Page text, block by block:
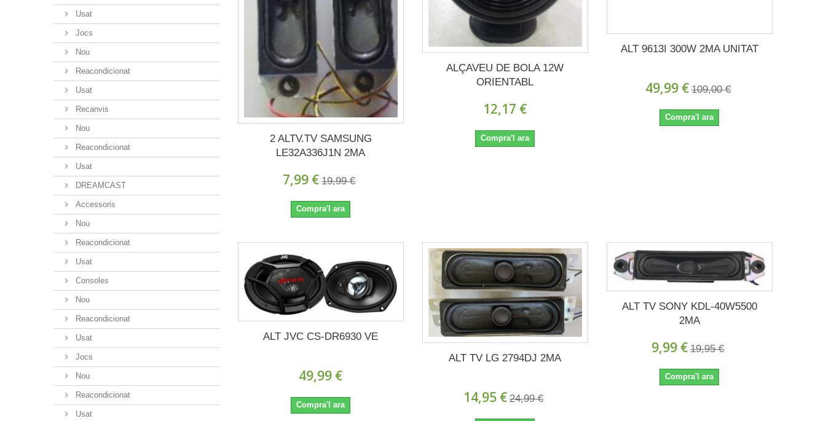
Usat
Jocs
Nou
Reacondicionat
Usat
Recanvis
Nou
Reacondicionat
Usat
DREAMCAST
Accessoris
Nou
Reacondicionat
Usat
Consoles
Nou
Reacondicionat
Usat
Jocs
Nou
Reacondicionat
Usat
2 ALTV.TV SAMSUNG
LE32A336J1N 2MA
7,99 € 19,99 €
Compra'l ara
ALÇAVEU DE BOLA 12W
ORIENTABL
12,17 €
Compra'l ara
ALT 9613I 300W 2MA UNITAT
49,99 € 109,00 €
Compra'l ara
ALT JVC CS-DR6930 VE
49,99 €
Compra'l ara
ALT TV LG 2794DJ 2MA
14,95 € 24,99 €
ALT TV SONY KDL-40W5500
2MA
9,99 € 19,95 €
Compra'l ara